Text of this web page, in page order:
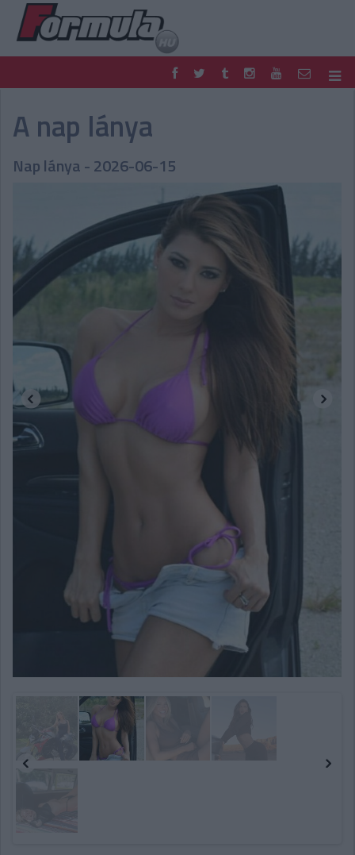
FORMULA
NEMZETKÖZI
RETRO
TIPPJÁTÉK
DIGITÁLIS MAGAZIN
VERSENYNAPTÁRAK
A nap lánya
Nap lánya - 2026-06-15